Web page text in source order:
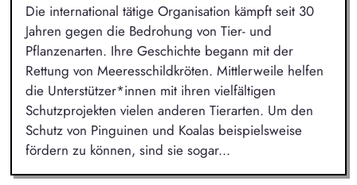
Die international tätige Organisation kämpft seit 30
Jahren gegen die Bedrohung von Tier- und
Pflanzenarten. Ihre Geschichte begann mit der
Rettung von Meeresschildkröten. Mittlerweile helfen
die Unterstützer*innen mit ihren vielfältigen
Schutzprojekten vielen anderen Tierarten. Um den
Schutz von Pinguinen und Koalas beispielsweise
fördern zu können, sind sie sogar...